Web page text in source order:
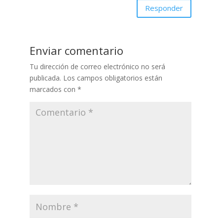
Responder
Enviar comentario
Tu dirección de correo electrónico no será
publicada. Los campos obligatorios están
marcados con *